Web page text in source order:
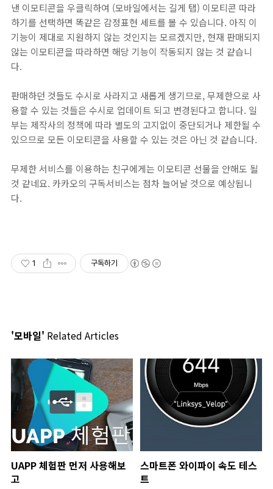
낸 이모티콘을 우클릭하여 (모바일에서는 길게 탭) 이모티콘 따라
하기를 선택하면 똑같은 감정표현 세트를 볼 수 있습니다. 아직 이
기능이 제대로 지원하지 않는 것인지는 모르겠지만, 현재 판매되지
않는 이모티콘을 따라하면 해당 기능이 작동되지 않는 것 같습니
다.
판매하던 것들도 수시로 사라지고 새롭게 생기므로, 무제한으로 사
용할 수 있는 것들은 수시로 업데이트 되고 변경된다고 합니다. 일
부는 제작사의 정책에 따라 별도의 고지없이 중단되거나 제한될 수
있으므로 모든 이모티콘을 사용할 수 있는 것은 아닌 것 같습니다.
무제한 서비스를 이용하는 친구에게는 이모티콘 선물을 안해도 될
것 같네요. 카카오의 구독서비스는 점차 늘어날 것으로 예상됩니
다.
1 구독하기
'모바일' Related Articles
UAPP 체험판 먼저 사용해보
고
스마트폰 와이파이 속도 테스
트